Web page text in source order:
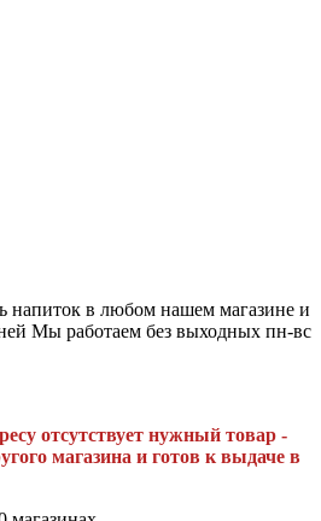
напиток в любом нашем магазине и
Мы работаем без выходных пн-вс
отсутствует нужный товар -
магазина и готов к выдаче в